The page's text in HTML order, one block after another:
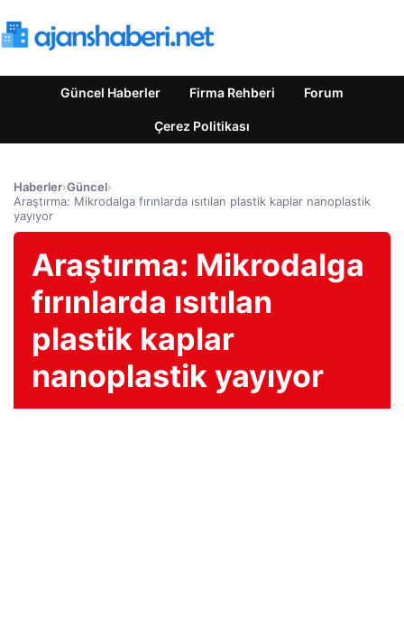
Güncel Haberler Firma Rehberi Forum
Çerez Politikası
Haberler›Güncel›
Araştırma: Mikrodalga fırınlarda ısıtılan plastik kaplar nanoplastik
yayıyor
Araştırma: Mikrodalga
fırınlarda ısıtılan
plastik kaplar
nanoplastik yayıyor